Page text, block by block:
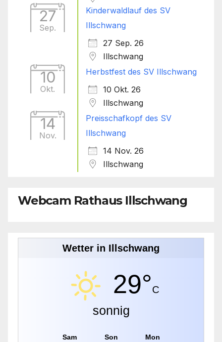
27
Sep.
Kinderwaldlauf des SV
Illschwang
27 Sep. 26
Illschwang
10
Okt.
Herbstfest des SV Illschwang
10 Okt. 26
Illschwang
14
Nov.
Preisschafkopf des SV
Illschwang
14 Nov. 26
Illschwang
Webcam Rathaus Illschwang
Wetter in Illschwang
29°C
sonnig
Sam Son Mon